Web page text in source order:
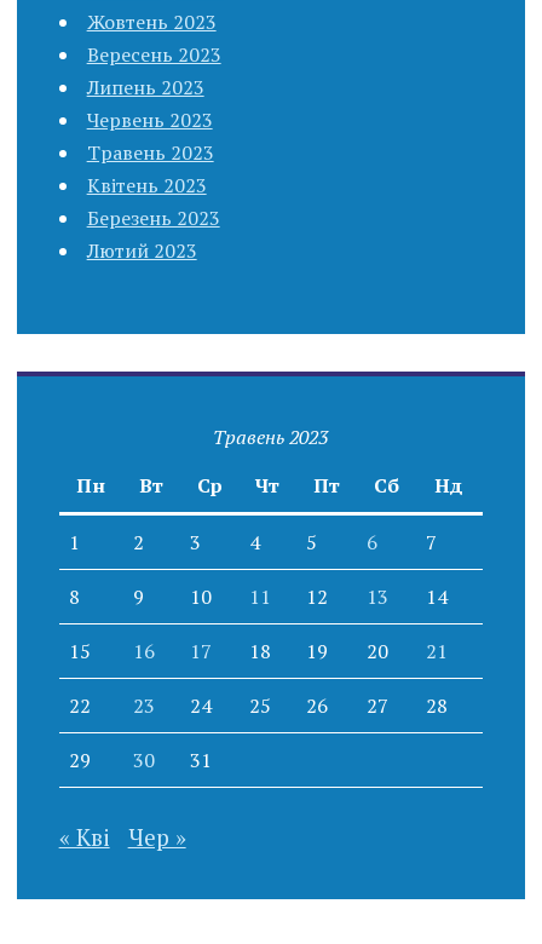
Жовтень 2023
Вересень 2023
Липень 2023
Червень 2023
Травень 2023
Квітень 2023
Березень 2023
Лютий 2023
Травень 2023
Пн
Вт Ср Чт Пт Сб Нд
1 2 3 4 5 6 7
8 9 10 11 12 13 14
15 16 17 18 19 20 21
22 23 24 25 26 27 28
29 30 31
« Кві Чер »